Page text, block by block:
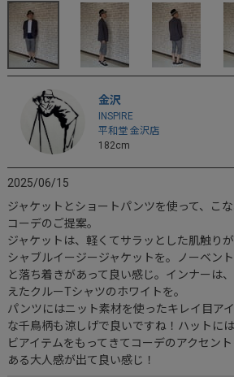
金沢
INSPIRE
平和堂 金沢店
182cm
2025/06/15
ジャケットとショートパンツを使って、こ
コーデのご提案。
ジャケットは、軽くてサラッとした肌触り
シャブルイージージャケットを。ノーベン
と落ち着きがあって良い感じ。インナーは
えたクルーTシャツのホワイトを。
パンツにはニット素材を使ったキレイ目ア
な千鳥柄も涼しげで良いですね！ハットに
ビアイテムをもってきてコーデのアクセン
ある大人感が出て良い感じ！